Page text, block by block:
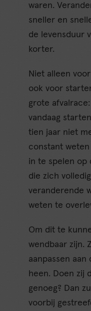
waren.
sneller en
de levensduur
korter.
Niet alleen
ook voor
grote
vandaag
tien jaar niet
constant
in te spelen op
die zich
veranderende
weten te
Om dit te
wendbaar zijn.
aanpassen
heen. Doen zij
genoeg? Dan
voorbij